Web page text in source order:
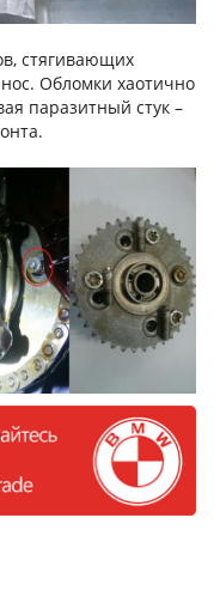
стягивающих
Oбломки хаотично
паразитный стук –